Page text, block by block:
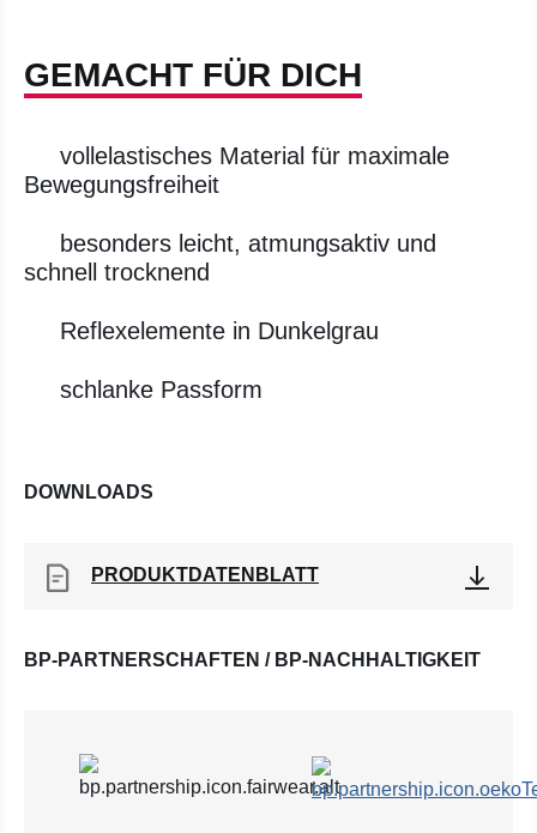
GEMACHT FÜR DICH
vollelastisches Material für maximale
Bewegungsfreiheit
besonders leicht, atmungsaktiv und
schnell trocknend
Reflexelemente in Dunkelgrau
schlanke Passform
DOWNLOADS
PRODUKTDATENBLATT
BP-PARTNERSCHAFTEN / BP-NACHHALTIGKEIT